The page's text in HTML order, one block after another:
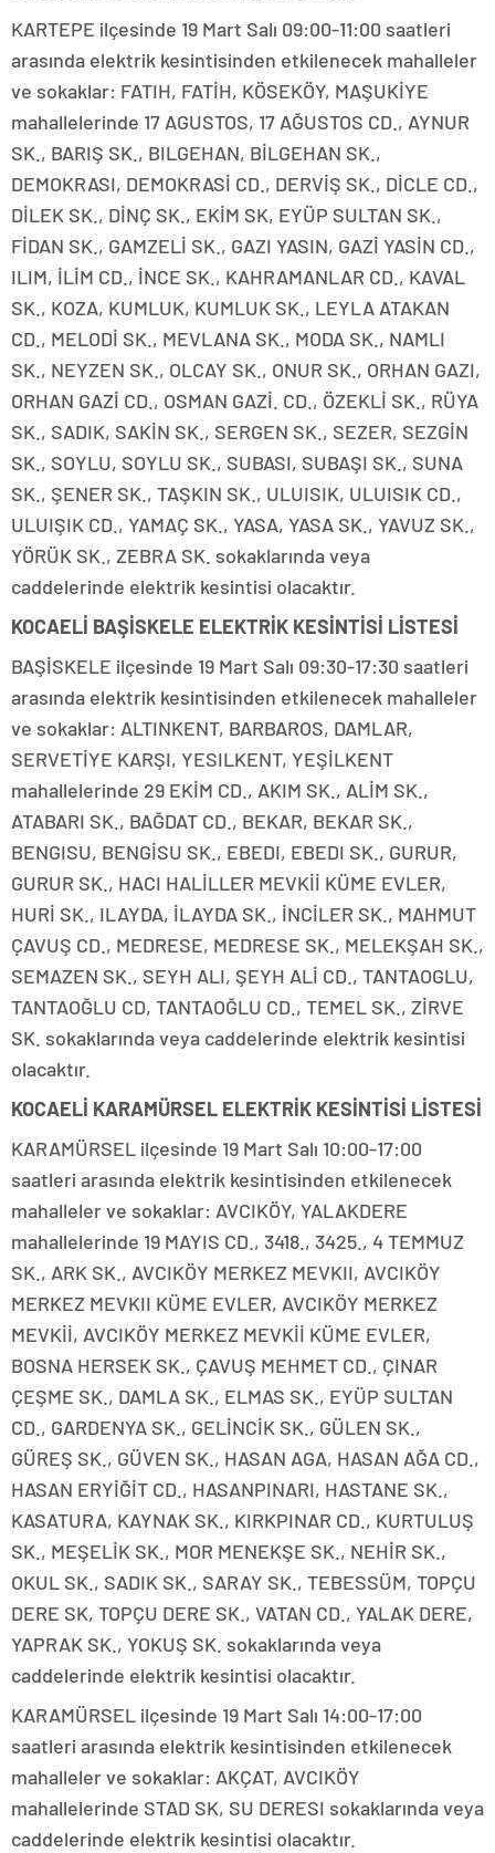
KARTEPE ilçesinde 19 Mart Salı 09:00-11:00 saatleri
arasında elektrik kesintisinden etkilenecek mahalleler
ve sokaklar: FATIH, FATİH, KÖSEKÖY, MAŞUKİYE
mahallelerinde 17 AGUSTOS, 17 AĞUSTOS CD., AYNUR
SK., BARIŞ SK., BILGEHAN, BİLGEHAN SK.,
DEMOKRASI, DEMOKRASİ CD., DERVİŞ SK., DİCLE CD.,
DİLEK SK., DİNÇ SK., EKİM SK, EYÜP SULTAN SK.,
FİDAN SK., GAMZELİ SK., GAZI YASIN, GAZİ YASİN CD.,
ILIM, İLİM CD., İNCE SK., KAHRAMANLAR CD., KAVAL
SK., KOZA, KUMLUK, KUMLUK SK., LEYLA ATAKAN
CD., MELODİ SK., MEVLANA SK., MODA SK., NAMLI
SK., NEYZEN SK., OLCAY SK., ONUR SK., ORHAN GAZI,
ORHAN GAZİ CD., OSMAN GAZİ. CD., ÖZEKLİ SK., RÜYA
SK., SADIK, SAKİN SK., SERGEN SK., SEZER, SEZGİN
SK., SOYLU, SOYLU SK., SUBASI, SUBAŞI SK., SUNA
SK., ŞENER SK., TAŞKIN SK., ULUISIK, ULUISIK CD.,
ULUIŞIK CD., YAMAÇ SK., YASA, YASA SK., YAVUZ SK.,
YÖRÜK SK., ZEBRA SK. sokaklarında veya
caddelerinde elektrik kesintisi olacaktır.
KOCAELİ BAŞİSKELE ELEKTRİK KESİNTİSİ LİSTESİ
BAŞİSKELE ilçesinde 19 Mart Salı 09:30-17:30 saatleri
arasında elektrik kesintisinden etkilenecek mahalleler
ve sokaklar: ALTINKENT, BARBAROS, DAMLAR,
SERVETİYE KARŞI, YESILKENT, YEŞİLKENT
mahallelerinde 29 EKİM CD., AKIM SK., ALİM SK.,
ATABARI SK., BAĞDAT CD., BEKAR, BEKAR SK.,
BENGISU, BENGİSU SK., EBEDI, EBEDI SK., GURUR,
GURUR SK., HACI HALİLLER MEVKİİ KÜME EVLER,
HURİ SK., ILAYDA, İLAYDA SK., İNCİLER SK., MAHMUT
ÇAVUŞ CD., MEDRESE, MEDRESE SK., MELEKŞAH SK.,
SEMAZEN SK., SEYH ALI, ŞEYH ALİ CD., TANTAOGLU,
TANTAOĞLU CD, TANTAOĞLU CD., TEMEL SK., ZİRVE
SK. sokaklarında veya caddelerinde elektrik kesintisi
olacaktır.
KOCAELİ KARAMÜRSEL ELEKTRİK KESİNTİSİ LİSTESİ
KARAMÜRSEL ilçesinde 19 Mart Salı 10:00-17:00
saatleri arasında elektrik kesintisinden etkilenecek
mahalleler ve sokaklar: AVCIKÖY, YALAKDERE
mahallelerinde 19 MAYIS CD., 3418., 3425., 4 TEMMUZ
SK., ARK SK., AVCIKÖY MERKEZ MEVKII, AVCIKÖY
MERKEZ MEVKII KÜME EVLER, AVCIKÖY MERKEZ
MEVKİİ, AVCIKÖY MERKEZ MEVKİİ KÜME EVLER,
BOSNA HERSEK SK., ÇAVUŞ MEHMET CD., ÇINAR
ÇEŞME SK., DAMLA SK., ELMAS SK., EYÜP SULTAN
CD., GARDENYA SK., GELİNCİK SK., GÜLEN SK.,
GÜREŞ SK., GÜVEN SK., HASAN AGA, HASAN AĞA CD.,
HASAN ERYİĞİT CD., HASANPINARI, HASTANE SK.,
KASATURA, KAYNAK SK., KIRKPINAR CD., KURTULUŞ
SK., MEŞELİK SK., MOR MENEKŞE SK., NEHİR SK.,
OKUL SK., SADIK SK., SARAY SK., TEBESSÜM, TOPÇU
DERE SK, TOPÇU DERE SK., VATAN CD., YALAK DERE,
YAPRAK SK., YOKUŞ SK. sokaklarında veya
caddelerinde elektrik kesintisi olacaktır.
KARAMÜRSEL ilçesinde 19 Mart Salı 14:00-17:00
saatleri arasında elektrik kesintisinden etkilenecek
mahalleler ve sokaklar: AKÇAT, AVCIKÖY
mahallelerinde STAD SK, SU DERESI sokaklarında veya
caddelerinde elektrik kesintisi olacaktır.